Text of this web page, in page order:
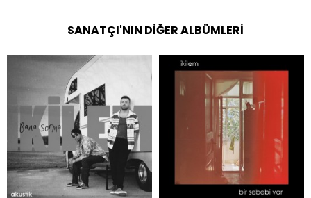
SANATÇI'NIN DIĞER ALBÜMLERI